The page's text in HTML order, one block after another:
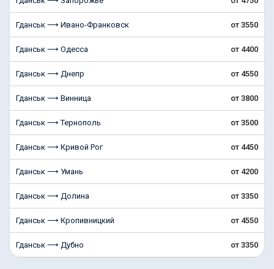
Гданськ ⟶ Ивано-Франковск от 3550
Гданськ ⟶ Одесса от 4400
Гданськ ⟶ Днепр от 4550
Гданськ ⟶ Винница от 3800
Гданськ ⟶ Тернополь от 3500
Гданськ ⟶ Кривой Рог от 4450
Гданськ ⟶ Умань от 4200
Гданськ ⟶ Долина от 3350
Гданськ ⟶ Кропивницкий от 4550
Гданськ ⟶ Дубно от 3350